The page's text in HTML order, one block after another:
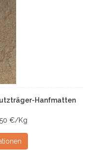
Hanfmatten
€/Kg